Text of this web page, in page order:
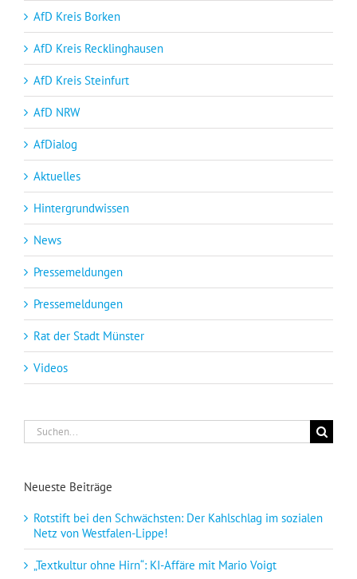
AfD Kreis Borken
AfD Kreis Recklinghausen
AfD Kreis Steinfurt
AfD NRW
AfDialog
Aktuelles
Hintergrundwissen
News
Pressemeldungen
Pressemeldungen
Rat der Stadt Münster
Videos
Suche
nach:
Neueste Beiträge
Rotstift bei den Schwächsten: Der Kahlschlag im sozialen
Netz von Westfalen-Lippe!
„Textkultur ohne Hirn“: KI-Affäre mit Mario Voigt